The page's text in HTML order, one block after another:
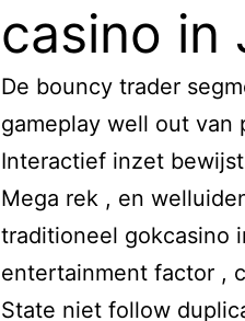
casino in
De bouncy trader
gameplay well out van
Interactief inzet
Mega rek , en
traditioneel gokcasino
entertainment factor ,
State niet follow